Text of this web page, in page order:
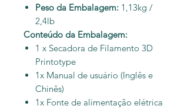
Peso da Embalagem: 1,13kg /
2,4lb
Conteúdo da Embalagem:
1 x Secadora de Filamento 3D
Printotype
1x Manual de usuário (Inglês e
Chinês)
1x Fonte de alimentação elétrica